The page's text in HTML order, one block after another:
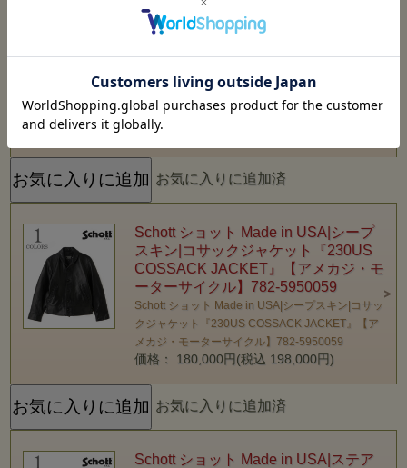
アンホース|ファラオジャケット
『LEATHER PHARAOH COAT』【ア
4950021
Schott ショット Made in USA|イタリアンホース|フ
【アメカジ・モーターサイクル】782-4950021
価格： 170,000円(税込 187,000円)
お気に入りに追加済
Schott ショット Made in USA|シープ
スキン|コサックジャケット『230US
COSSACK JACKET』【アメカジ・モ
ーターサイクル】782-5950059
Schott ショット Made in USA|シープスキン|コサッ
クジャケット『230US COSSACK JACKET』【ア
メカジ・モーターサイクル】782-5950059
価格： 180,000円(税込 198,000円)
お気に入りに追加済
Schott ショット Made in USA|ステア